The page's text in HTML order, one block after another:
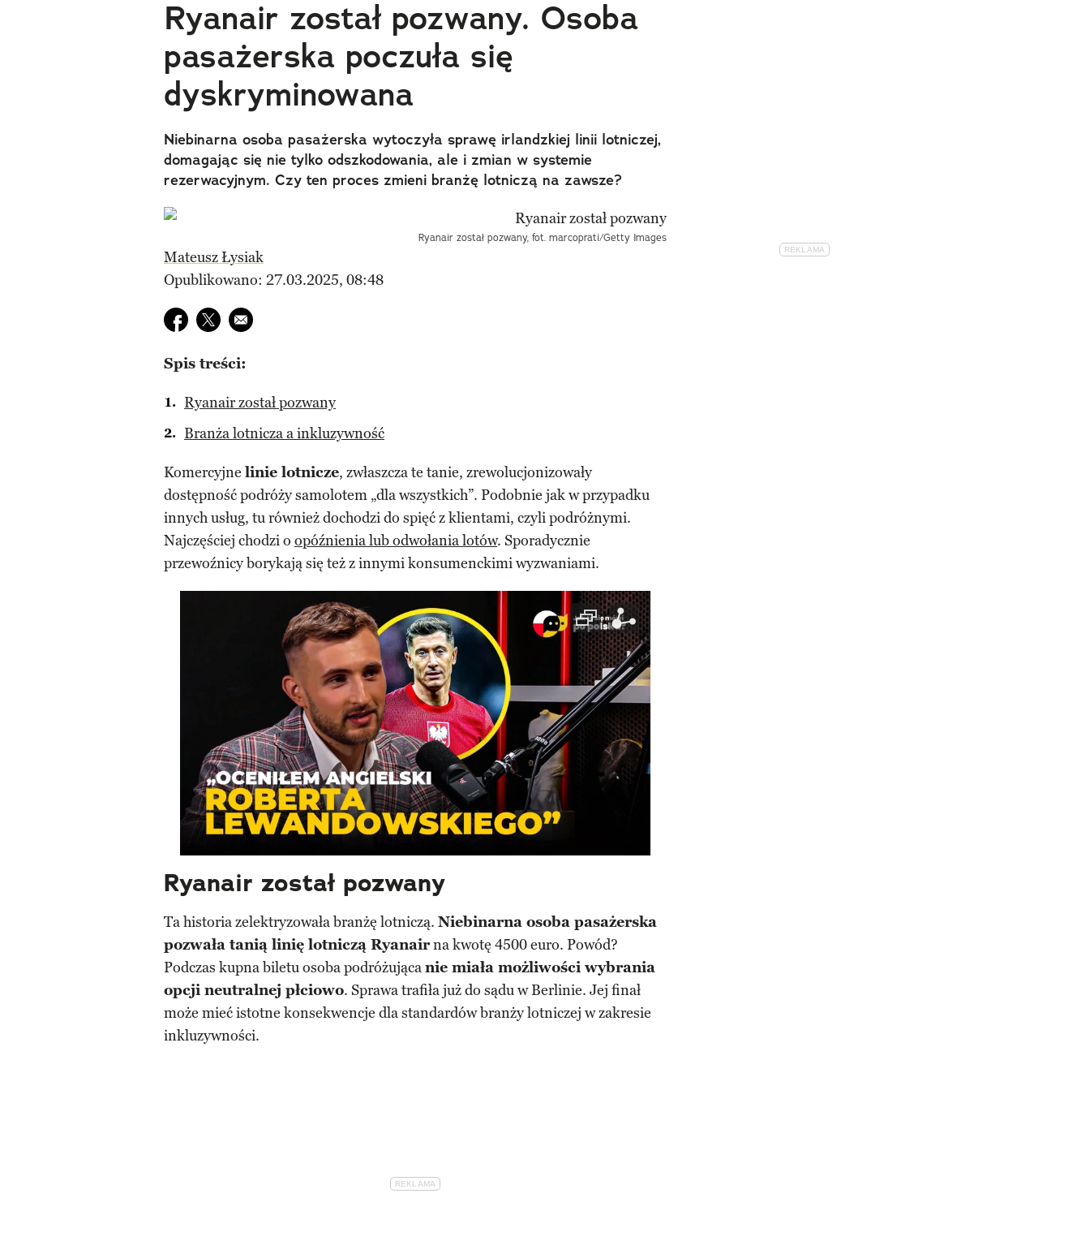
Ryanair został pozwany. Osoba
pasażerska poczuła się
dyskryminowana
Niebinarna osoba pasażerska wytoczyła sprawę irlandzkiej linii lotniczej,
domagając się nie tylko odszkodowania, ale i zmian w systemie
rezerwacyjnym. Czy ten proces zmieni branżę lotniczą na zawsze?
Ryanair został pozwany, fot. marcoprati/Getty Images
Mateusz Łysiak
Opublikowano: 27.03.2025, 08:48
Udostępnij na facebook
Udostępnij na twitter
E-mail do przyjaciela
Spis treści:
Ryanair został pozwany
Branża lotnicza a inkluzywność
Komercyjne linie lotnicze, zwłaszcza te tanie, zrewolucjonizowały
dostępność podróży samolotem „dla wszystkich”. Podobnie jak w przypadku
innych usług, tu również dochodzi do spięć z klientami, czyli podróżnymi.
Najczęściej chodzi o opóźnienia lub odwołania lotów. Sporadycznie
przewoźnicy borykają się też z innymi konsumenckimi wyzwaniami.
Ryanair został pozwany
Ta historia zelektryzowała branżę lotniczą. Niebinarna osoba pasażerska
pozwała tanią linię lotniczą Ryanairna kwotę 4500 euro. Powód?
Podczas kupna biletu osoba podróżującanie miała możliwości wybrania
opcji neutralnej płciowo. Sprawa trafiła już do sądu w Berlinie. Jej finał
może mieć istotne konsekwencje dla standardów branży lotniczej w zakresie
inkluzywności.